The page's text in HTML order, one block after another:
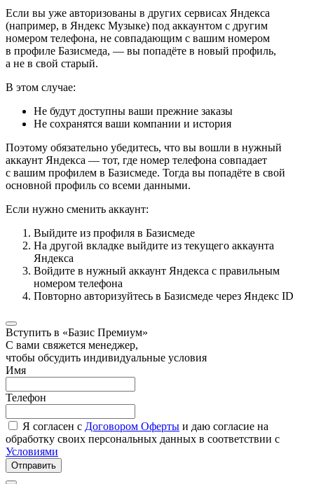
Если вы уже авторизованы в других сервисах Яндекса
(например, в Яндекс Музыке) под аккаунтом с другим
номером телефона, не совпадающим с вашим номером
в профиле Базисмеда, — вы попадёте в новый профиль,
а не в свой старый.
В этом случае:
Не будут доступны ваши прежние заказы
Не сохранятся ваши компании и история
Поэтому обязательно убедитесь, что вы вошли в нужный
аккаунт Яндекса — тот, где номер телефона совпадает
с вашим профилем в Базисмеде. Тогда вы попадёте в свой
основной профиль со всеми данными.
Если нужно сменить аккаунт:
Выйдите из профиля в Базисмеде
На другой вкладке выйдите из текущего аккаунта
Яндекса
Войдите в нужный аккаунт Яндекса с правильным
номером телефона
Повторно авторизуйтесь в Базисмеде через Яндекс ID
Вступить в «Базис Премиум»
С вами свяжется менеджер,
чтобы обсудить индивидуальные условия
Имя
Телефон
Я согласен с Договором Оферты и даю согласие на
обработку своих персональных данных в соответствии с
Условиями
Отправить